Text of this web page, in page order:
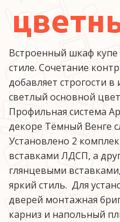
Встроенный шкаф
стиле. Сочетание
добавляет строгости
светлый основной
Профильная система
декоре Тёмный Венге
Установлено 2
вставками ЛДСП, а
глянцевыми
яркий стиль.  Для
дверей монтажная
карниз и напольный